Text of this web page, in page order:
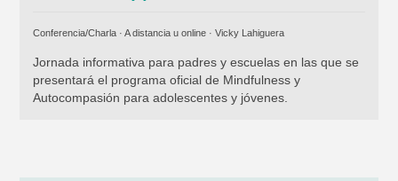
Conferencia/Charla · A distancia u online · Vicky Lahiguera
Jornada informativa para padres y escuelas en las que se
presentará el programa oficial de Mindfulness y
Autocompasión para adolescentes y jóvenes.